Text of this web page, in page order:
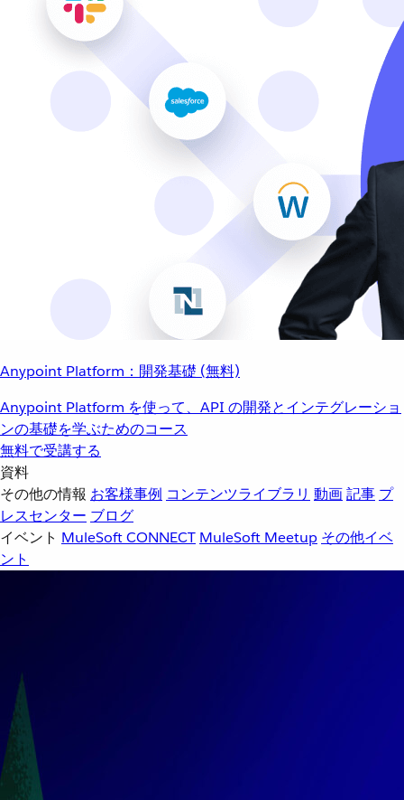
Anypoint Platform：開発基礎 (無料)
Anypoint Platform を使って、API の開発とインテグレーショ
ンの基礎を学ぶためのコース
無料で受講する
資料
その他の情報 お客様事例 コンテンツライブラリ 動画記事 プ
レスセンター ブログ
イベント MuleSoft CONNECT MuleSoft Meetup その他イベ
ント